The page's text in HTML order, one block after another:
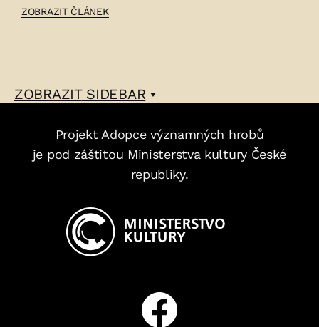
ČLÁNEK:
ZOBRAZIT ČLÁNEK
ZOBRAZITSIDEBAR
Projekt Adopce významných hrobů
je pod záštitou Ministerstva kultury České
republiky.
Facebook